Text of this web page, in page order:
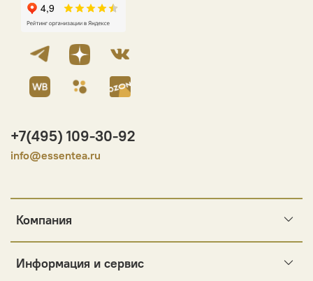
Компания
Информация и сервис
+7(495) 109-30-92
info@essentea.ru